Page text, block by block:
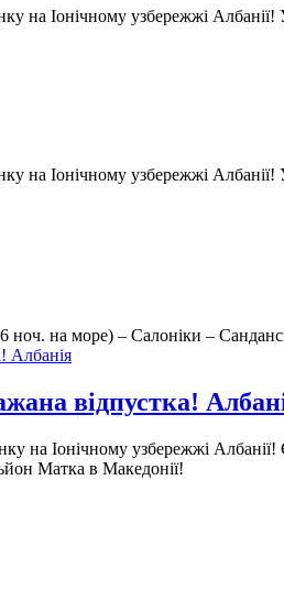
на Іонічному узбережжі Албанії!
на Іонічному узбережжі Албанії!
ноч. на море) – Салоніки –
відпустка!
на Іонічному узбережжі Албанії!
Матка в Македонії!